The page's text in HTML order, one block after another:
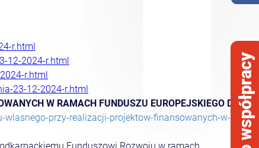
r.html
12-2024-r.html
r.html
23-12-2024-r.html
W RAMACH FUNDUSZU EUROPEJSKIEGO DLA
przy-realizacji-projektow-finansowanych-w-